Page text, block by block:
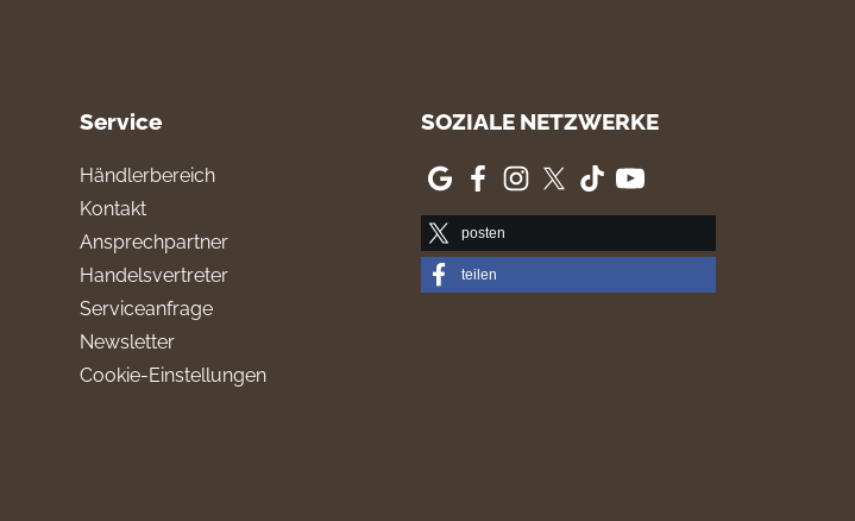
Service
Händlerbereich
Kontakt
Ansprechpartner
Handelsvertreter
Serviceanfrage
Newsletter
Cookie-Einstellungen
SOZIALE NETZWERKE
posten
teilen